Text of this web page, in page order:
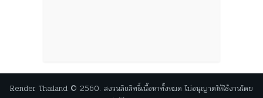
Render Thailand © 2560. สงวนลิขสิทธิ์เนื้อหาทั้งหมด ไม่อนุญาตให้ใช้งานโดย